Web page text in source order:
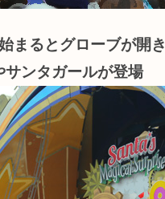
まるとグローブが開き
サンタガールが登場